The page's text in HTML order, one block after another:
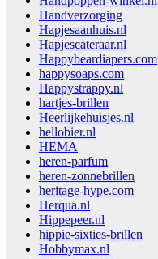
Handverzorging
Hapjesaanhuis.nl
Hapjescateraar.nl
Happybeardiapers.com
happysoaps.com
Happystrappy.nl
hartjes-brillen
Heerlijkehuisjes.nl
hellobier.nl
HEMA
heren-parfum
heren-zonnebrillen
heritage-hype.com
Herqua.nl
Hippepeer.nl
hippie-sixties-brillen
Hobbymax.nl